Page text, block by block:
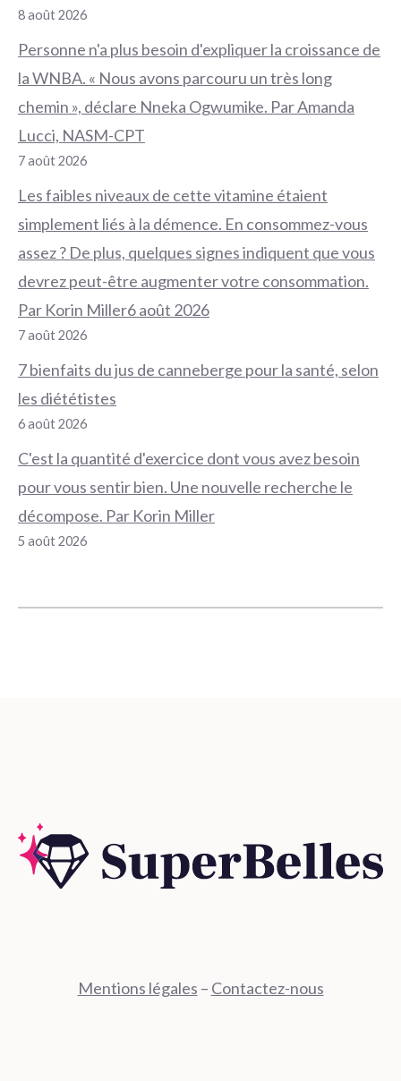
8 août 2026
Personne n'a plus besoin d'expliquer la croissance de
la WNBA. « Nous avons parcouru un très long
chemin », déclare Nneka Ogwumike. Par Amanda
Lucci, NASM-CPT
7 août 2026
Les faibles niveaux de cette vitamine étaient
simplement liés à la démence. En consommez-vous
assez ? De plus, quelques signes indiquent que vous
devrez peut-être augmenter votre consommation.
Par Korin Miller6 août 2026
7 août 2026
7 bienfaits du jus de canneberge pour la santé, selon
les diététistes
6 août 2026
C'est la quantité d'exercice dont vous avez besoin
pour vous sentir bien. Une nouvelle recherche le
décompose. Par Korin Miller
5 août 2026
Mentions légales – Contactez-nous